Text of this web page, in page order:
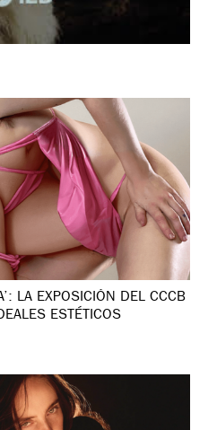
LA EXPOSICIÓN DEL CCCB
ESTÉTICOS